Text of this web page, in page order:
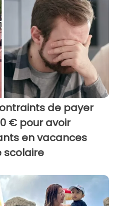
de payer
€ pour avoir
en vacances
scolaire